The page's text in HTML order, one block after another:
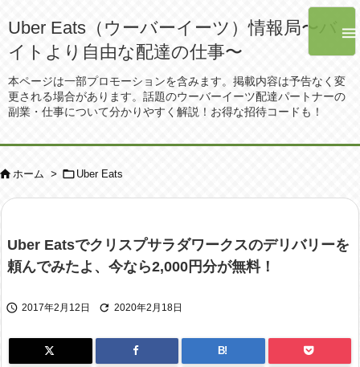
Uber Eats（ウーバーイーツ）情報局〜バ
イトより自由な配達の仕事〜
本ページは一部プロモーションを含みます。掲載内容は予告なく変
更される場合があります。話題のウーバーイーツ配達パートナーの
副業・仕事について分かりやすく解説！お得な招待コードも！

ホーム >  Uber Eats
Uber Eatsでクリスプサラダワークスのデリバリーを
頼んでみたよ、今なら2,000円分が無料！
 2017年2月12日  2020年2月18日
B!